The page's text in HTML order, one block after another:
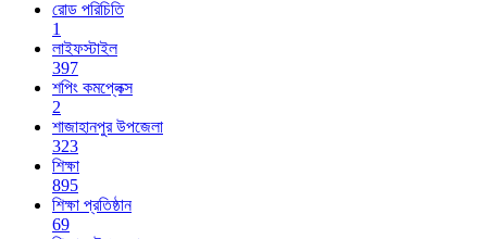
রোড পরিচিতি
1
লাইফস্টাইল
397
শপিং কমপ্লেক্স
2
শাজাহানপুর উপজেলা
323
শিক্ষা
895
শিক্ষা প্রতিষ্ঠান
69